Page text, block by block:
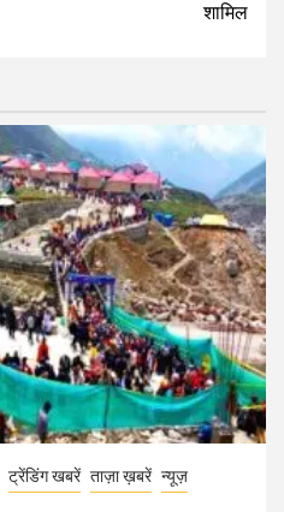
शामिल
ट्रेंडिंग खबरें ताज़ा ख़बरें न्यूज़